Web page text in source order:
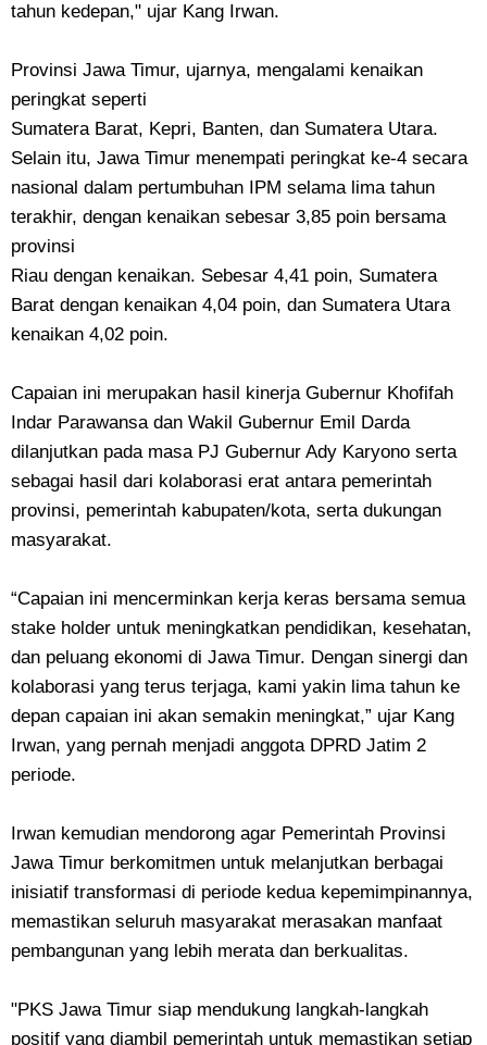
tahun kedepan," ujar Kang Irwan.
Provinsi Jawa Timur, ujarnya, mengalami kenaikan
peringkat seperti
Sumatera Barat, Kepri, Banten, dan Sumatera Utara.
Selain itu, Jawa Timur menempati peringkat ke-4 secara
nasional dalam pertumbuhan IPM selama lima tahun
terakhir, dengan kenaikan sebesar 3,85 poin bersama
provinsi
Riau dengan kenaikan. Sebesar 4,41 poin, Sumatera
Barat dengan kenaikan 4,04 poin, dan Sumatera Utara
kenaikan 4,02 poin.
Capaian ini merupakan hasil kinerja Gubernur Khofifah
Indar Parawansa dan Wakil Gubernur Emil Darda
dilanjutkan pada masa PJ Gubernur Ady Karyono serta
sebagai hasil dari kolaborasi erat antara pemerintah
provinsi, pemerintah kabupaten/kota, serta dukungan
masyarakat.
“Capaian ini mencerminkan kerja keras bersama semua
stake holder untuk meningkatkan pendidikan, kesehatan,
dan peluang ekonomi di Jawa Timur. Dengan sinergi dan
kolaborasi yang terus terjaga, kami yakin lima tahun ke
depan capaian ini akan semakin meningkat,” ujar Kang
Irwan, yang pernah menjadi anggota DPRD Jatim 2
periode.
Irwan kemudian mendorong agar Pemerintah Provinsi
Jawa Timur berkomitmen untuk melanjutkan berbagai
inisiatif transformasi di periode kedua kepemimpinannya,
memastikan seluruh masyarakat merasakan manfaat
pembangunan yang lebih merata dan berkualitas.
"PKS Jawa Timur siap mendukung langkah-langkah
positif yang diambil pemerintah untuk memastikan setiap